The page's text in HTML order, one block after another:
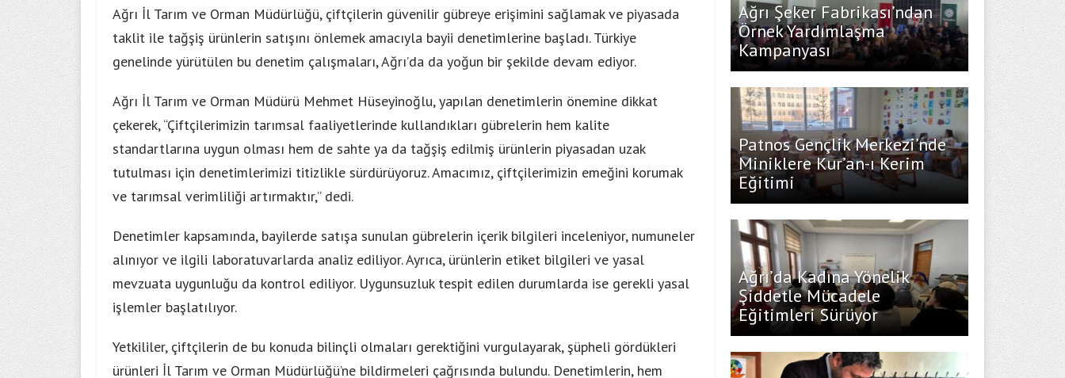
Ağrı İl Tarım ve Orman Müdürlüğü, çiftçilerin güvenilir gübreye erişimini sağlamak ve piyasada
taklit ile tağşiş ürünlerin satışını önlemek amacıyla bayii denetimlerine başladı. Türkiye
genelinde yürütülen bu denetim çalışmaları, Ağrı’da da yoğun bir şekilde devam ediyor.
Ağrı İl Tarım ve Orman Müdürü Mehmet Hüseyinoğlu, yapılan denetimlerin önemine dikkat
çekerek, “Çiftçilerimizin tarımsal faaliyetlerinde kullandıkları gübrelerin hem kalite
standartlarına uygun olması hem de sahte ya da tağşiş edilmiş ürünlerin piyasadan uzak
tutulması için denetimlerimizi titizlikle sürdürüyoruz. Amacımız, çiftçilerimizin emeğini korumak
ve tarımsal verimliliği artırmaktır,” dedi.
Denetimler kapsamında, bayilerde satışa sunulan gübrelerin içerik bilgileri inceleniyor, numuneler
alınıyor ve ilgili laboratuvarlarda analiz ediliyor. Ayrıca, ürünlerin etiket bilgileri ve yasal
mevzuata uygunluğu da kontrol ediliyor. Uygunsuzluk tespit edilen durumlarda ise gerekli yasal
işlemler başlatılıyor.
Yetkililer, çiftçilerin de bu konuda bilinçli olmaları gerektiğini vurgulayarak, şüpheli gördükleri
ürünleri İl Tarım ve Orman Müdürlüğü’ne bildirmeleri çağrısında bulundu. Denetimlerin, hem
Ağrı Şeker Fabrikası’ndan
Örnek Yardımlaşma
Kampanyası
Patnos Gençlik Merkezi’nde
Miniklere Kur’an-ı Kerim
Eğitimi
Ağrı’da Kadına Yönelik
Şiddetle Mücadele
Eğitimleri Sürüyor